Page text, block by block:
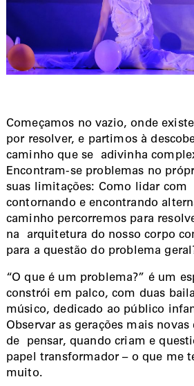
Começamos no vazio, onde
por resolver, e partimos à
caminho que se adivinha
Encontram-se problemas no
suas limitações: Como lidar com
contornando e encontrando
caminho percorremos para
na arquitetura do nosso corpo
para a questão do problema
“O que é um problema?” é um
constrói em palco, com duas
músico, dedicado ao público
Observar as gerações mais novas
de pensar, quando criam e
papel transformador – o que me
muito.